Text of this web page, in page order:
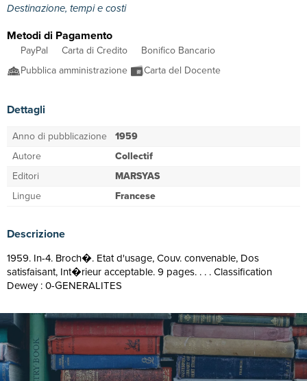
Destinazione, tempi e costi
Metodi di Pagamento
PayPal Carta di Credito
Bonifico Bancario
Pubblica amministrazione
Carta del Docente
Dettagli
Anno di pubblicazione 1959
Autore
Collectif
Editori
MARSYAS
Lingue
Francese
Descrizione
1959. In-4. Broch�. Etat d'usage, Couv. convenable, Dos
satisfaisant, Int�rieur acceptable. 9 pages. . . . Classification
Dewey : 0-GENERALITES